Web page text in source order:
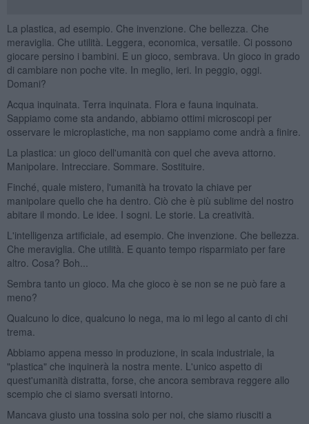
La plastica, ad esempio. Che invenzione. Che bellezza. Che
meraviglia. Che utilità. Leggera, economica, versatile. Ci possono
giocare persino i bambini. E un gioco, sembrava. Un gioco in grado
di cambiare non poche vite. In meglio, ieri. In peggio, oggi.
Domani?
Acqua inquinata. Terra inquinata. Flora e fauna inquinata.
Sappiamo come sta andando, abbiamo ottimi microscopi per
osservare le microplastiche, ma non sappiamo come andrà a finire.
La plastica: un gioco dell'umanità con quel che aveva attorno.
Manipolare. Intrecciare. Sommare. Sostituire.
Finché, quale mistero, l'umanità ha trovato la chiave per
manipolare quello che ha dentro. Ciò che è più sublime del nostro
abitare il mondo. Le idee. I sogni. Le storie. La creatività.
L'intelligenza artificiale, ad esempio. Che invenzione. Che bellezza.
Che meraviglia. Che utilità. E quanto tempo risparmiato per fare
altro. Cosa? Boh...
Sembra tanto un gioco. Ma che gioco è se non se ne può fare a
meno?
Qualcuno lo dice, qualcuno lo nega, ma io mi lego al canto di chi
trema.
Abbiamo appena messo in produzione, in scala industriale, la
"plastica" che inquinerà la nostra mente. L'unico aspetto di
quest'umanità distratta, forse, che ancora sembrava reggere allo
scempio che ci siamo sversati intorno.
Mancava giusto una tossina solo per noi, che siamo riusciti a